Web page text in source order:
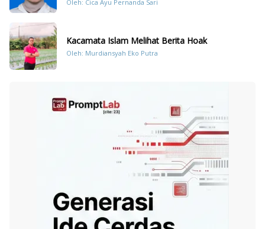
Oleh: Cica Ayu Pernanda Sari
Kacamata Islam Melihat Berita Hoak
Oleh: Murdiansyah Eko Putra